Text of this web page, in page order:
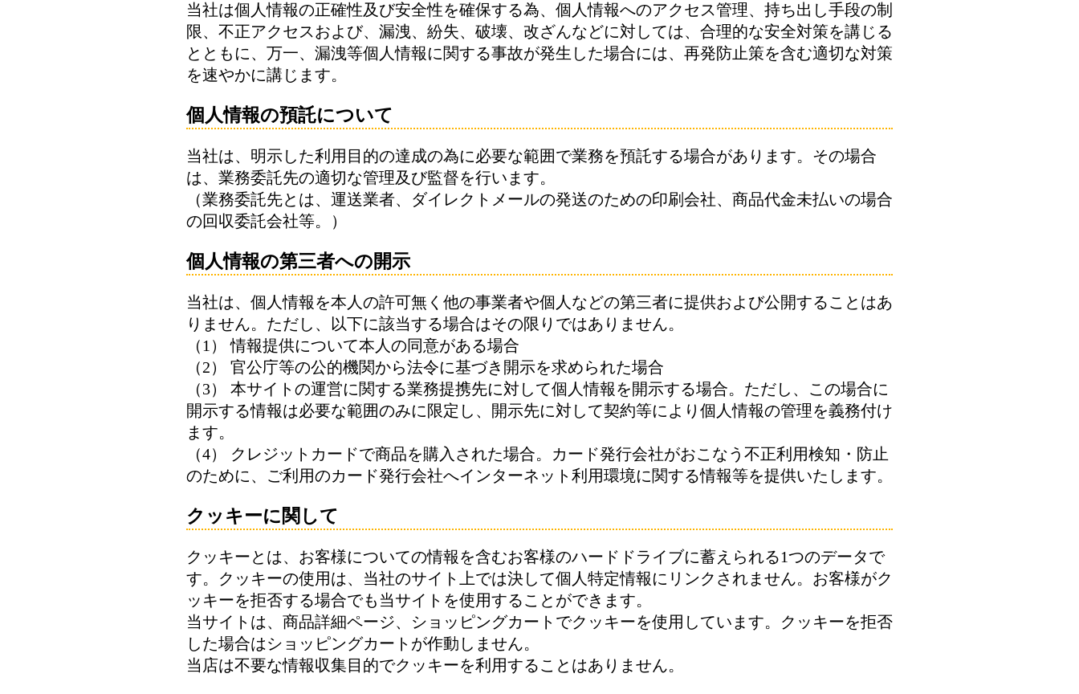
当社は個人情報の正確性及び安全性を確保する為、個人情報へのアクセス管理、持ち出し手段の制
限、不正アクセスおよび、漏洩、紛失、破壊、改ざんなどに対しては、合理的な安全対策を講じる
とともに、万一、漏洩等個人情報に関する事故が発生した場合には、再発防止策を含む適切な対策
を速やかに講じます。
個人情報の預託について
当社は、明示した利用目的の達成の為に必要な範囲で業務を預託する場合があります。その場合
は、業務委託先の適切な管理及び監督を行います。
（業務委託先とは、運送業者、ダイレクトメールの発送のための印刷会社、商品代金未払いの場合
の回収委託会社等。）
個人情報の第三者への開示
当社は、個人情報を本人の許可無く他の事業者や個人などの第三者に提供および公開することはあ
りません。ただし、以下に該当する場合はその限りではありません。
（1） 情報提供について本人の同意がある場合
（2） 官公庁等の公的機関から法令に基づき開示を求められた場合
（3） 本サイトの運営に関する業務提携先に対して個人情報を開示する場合。ただし、この場合に
開示する情報は必要な範囲のみに限定し、開示先に対して契約等により個人情報の管理を義務付け
ます。
（4） クレジットカードで商品を購入された場合。カード発行会社がおこなう不正利用検知・防止
のために、ご利用のカード発行会社へインターネット利用環境に関する情報等を提供いたします。
クッキーに関して
クッキーとは、お客様についての情報を含むお客様のハードドライブに蓄えられる1つのデータで
す。クッキーの使用は、当社のサイト上では決して個人特定情報にリンクされません。お客様がク
ッキーを拒否する場合でも当サイトを使用することができます。
当サイトは、商品詳細ページ、ショッピングカートでクッキーを使用しています。クッキーを拒否
した場合はショッピングカートが作動しません。
当店は不要な情報収集目的でクッキーを利用することはありません。